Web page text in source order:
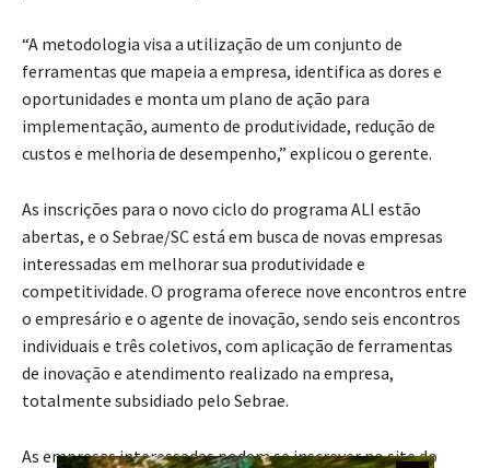
“A metodologia visa a utilização de um conjunto de
ferramentas que mapeia a empresa, identifica as dores e
oportunidades e monta um plano de ação para
implementação, aumento de produtividade, redução de
custos e melhoria de desempenho,” explicou o gerente.
As inscrições para o novo ciclo do programa ALI estão
abertas, e o Sebrae/SC está em busca de novas empresas
interessadas em melhorar sua produtividade e
competitividade. O programa oferece nove encontros entre
o empresário e o agente de inovação, sendo seis encontros
individuais e três coletivos, com aplicação de ferramentas
de inovação e atendimento realizado na empresa,
totalmente subsidiado pelo Sebrae.
As empresas interessadas podem se inscrever no site do